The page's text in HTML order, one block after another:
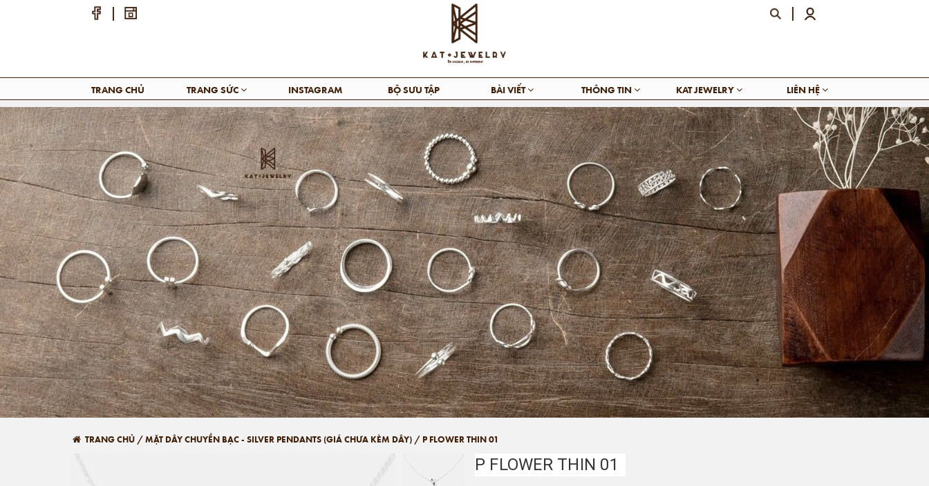
TRANG CHỦ TRANG SỨC INSTAGRAM BỘ SƯU TẬP BÀI VIẾT THÔNG TIN KAT JEWELRY LIÊN HỆ
TRANG CHỦ /MẶT DÂY CHUYỀN BẠC - SILVER PENDANTS (GIÁ CHƯA KÈM DÂY) / P FLOWER THIN 01
P FLOWER THIN 01